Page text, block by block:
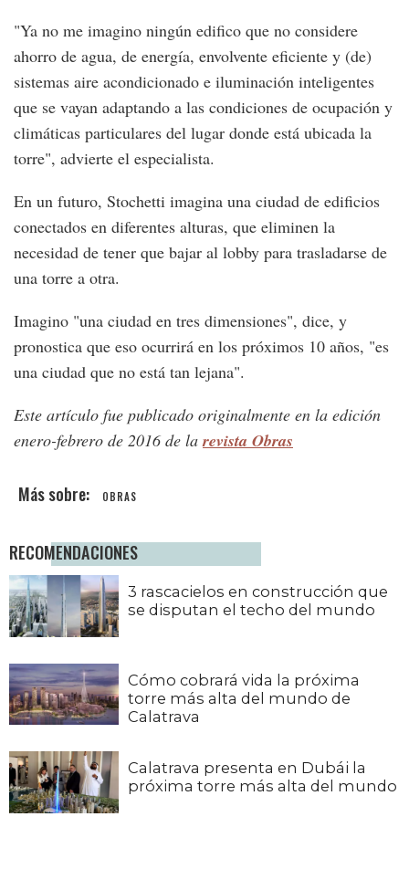
"Ya no me imagino ningún edifico que no considere
ahorro de agua, de energía, envolvente eficiente y (de)
sistemas aire acondicionado e iluminación inteligentes
que se vayan adaptando a las condiciones de ocupación y
climáticas particulares del lugar donde está ubicada la
torre", advierte el especialista.
En un futuro, Stochetti imagina una ciudad de edificios
conectados en diferentes alturas, que eliminen la
necesidad de tener que bajar al lobby para trasladarse de
una torre a otra.
Imagino "una ciudad en tres dimensiones", dice, y
pronostica que eso ocurrirá en los próximos 10 años, "es
una ciudad que no está tan lejana".
Este artículo fue publicado originalmente en la edición
enero-febrero de 2016 de larevista Obras
OBRAS
RECOMENDACIONES
3 rascacielos en construcción que
se disputan el techo del mundo
Cómo cobrará vida la próxima
torre más alta del mundo de
Calatrava
Calatrava presenta en Dubái la
próxima torre más alta del mundo